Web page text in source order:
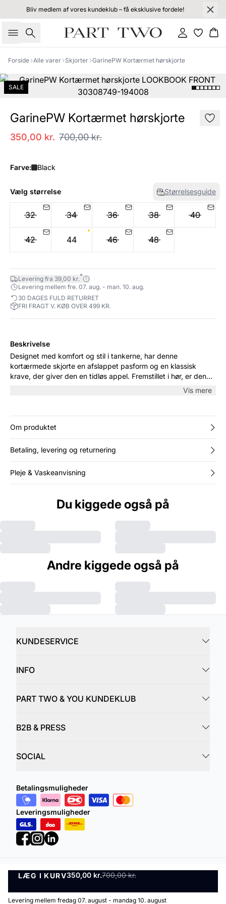
Bliv medlem af vores kundeklub – få eksklusive fordele!
Søg Log ind
Forside Alle varer Skjorter GarinePW Kortærmet hørskjorte
SALE
GarinePW Kortærmet hørskjorte
350,00 kr. 700,00 kr.
Farve: Black
Vælg størrelse Størrelsesguide
32 34 36 38 40
42 44 46 48
Levering fra 39,00 kr.*
Levering mellem fre. 07. aug. - man. 10. aug.
30 DAGES FULD RETURRET
FRI FRAGT V. KØB OVER 499 KR.
LÆG I KURV350,00 kr.700,00 kr.
LÆG I KURV
Levering mellem fredag 07. august - mandag 10. august
Beskrivelse
Designet med komfort og stil i tankerne, har denne
kortærmede skjorte en afslappet pasform og en klassisk
krave, der giver den en tidløs appel. Fremstillet i hør, er den
perfekt til varme dage og kan nemt styles op for et kontorlook
Vis mere
Om produktet
Betaling, levering og returnering
Pleje & Vaskeanvisning
Du kiggede også på
Andre kiggede også på
KUNDESERVICE
INFO
PART TWO & YOU KUNDEKLUB
B2B & PRESS
SOCIAL
Betalingsmuligheder
Leveringsmuligheder
Privatlivspolitik Vilkår og betingelser
©DK Company Online A/S 2026